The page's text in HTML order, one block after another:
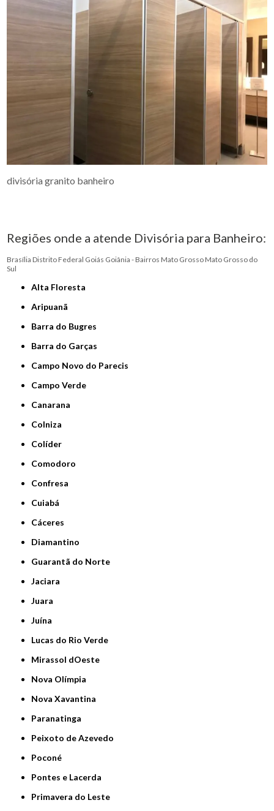
divisória granito banheiro
Regiões onde a atende Divisória para Banheiro:
Brasília Distrito Federal Goiás Goiânia - Bairros Mato Grosso Mato Grosso do
Sul
Alta Floresta
Aripuanã
Barra do Bugres
Barra do Garças
Campo Novo do Parecis
Campo Verde
Canarana
Colniza
Colíder
Comodoro
Confresa
Cuiabá
Cáceres
Diamantino
Guarantã do Norte
Jaciara
Juara
Juína
Lucas do Rio Verde
Mirassol dOeste
Nova Olímpia
Nova Xavantina
Paranatinga
Peixoto de Azevedo
Poconé
Pontes e Lacerda
Primavera do Leste